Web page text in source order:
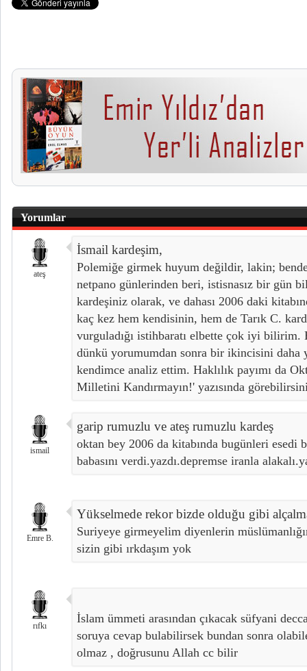
Yorumlar
ateş
İsmail kardeşim,
Polemiğe girmek huyum değildir, lakin;
netpano günlerinden beri, istisnasız bir gün
kardeşiniz olarak, ve dahası 2006 daki
kaç kez hem kendisinin, hem de Tarık C.
vurguladığı istihbaratı elbette çok iyi
dünkü yorumumdan sonra bir ikincisini daha
kendimce analiz ettim. Haklılık payımı da
Milletini Kandırmayın!' yazısında
ismail
garip rumuzlu ve ateş rumuzlu kardeş
oktan bey 2006 da kitabında bugünleri esedi
babasını verdi.yazdı.depremse iranla
Emre B.
Yükselmede rekor bizde olduğu gibi
Suriyeye girmeyelim diyenlerin
sizin gibi ırkdaşım yok
rıfkı
İslam ümmeti arasından çıkacak süfyani
soruya cevap bulabilirsek bundan sonra
olmaz , doğrusunu Allah cc bilir